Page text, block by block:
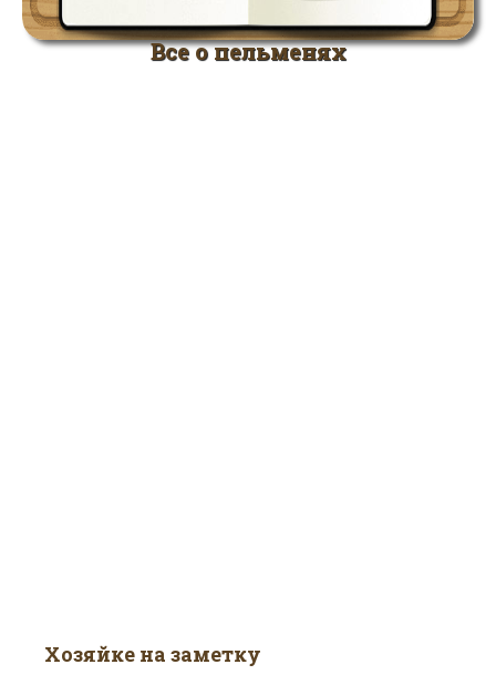
Все о пельменях
Хозяйке на заметку